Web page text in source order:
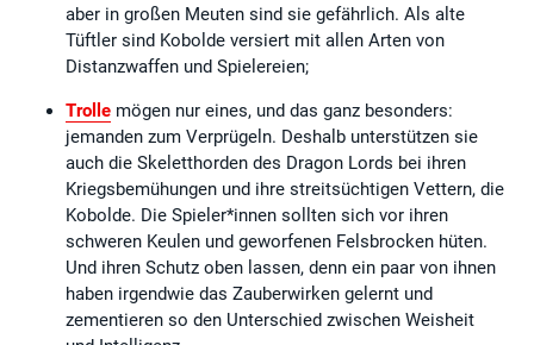
aber in großen Meuten sind sie gefährlich. Als alte
Tüftler sind Kobolde versiert mit allen Arten von
Distanzwaffen und Spielereien;
Trolle mögen nur eines, und das ganz besonders:
jemanden zum Verprügeln. Deshalb unterstützen sie
auch die Skeletthorden des Dragon Lords bei ihren
Kriegsbemühungen und ihre streitsüchtigen Vettern, die
Kobolde. Die Spieler*innen sollten sich vor ihren
schweren Keulen und geworfenen Felsbrocken hüten.
Und ihren Schutz oben lassen, denn ein paar von ihnen
haben irgendwie das Zauberwirken gelernt und
zementieren so den Unterschied zwischen Weisheit